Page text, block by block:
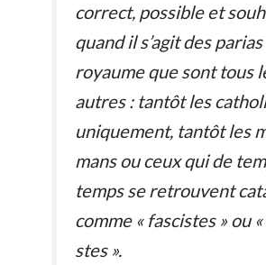
cor­rect, pos­si­ble et
quand il s’agit des
royau­me que sont tous
autres : tan­tôt les
uni­que­ment, tan­tôt les
mans ou ceux qui de
temps se retrou­vent
com­me « fasci­stes » ou
stes ».